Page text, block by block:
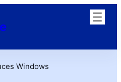
Windows